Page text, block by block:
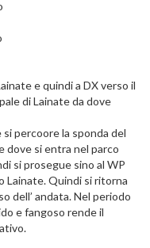
e quindi a DX verso il
di Lainate da dove
percoore la sponda del
dove si entra nel parco
si prosegue sino al WP
Lainate. Quindi si ritorna
dell’ andata. Nel periodo
e fangoso rende il